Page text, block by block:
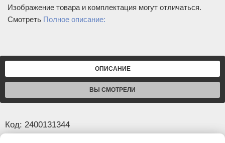
Изображение товара и комплектация могут отличаться.
Смотреть Полное описание:
ОПИСАНИЕ
ВЫ СМОТРЕЛИ
Код: 2400131344